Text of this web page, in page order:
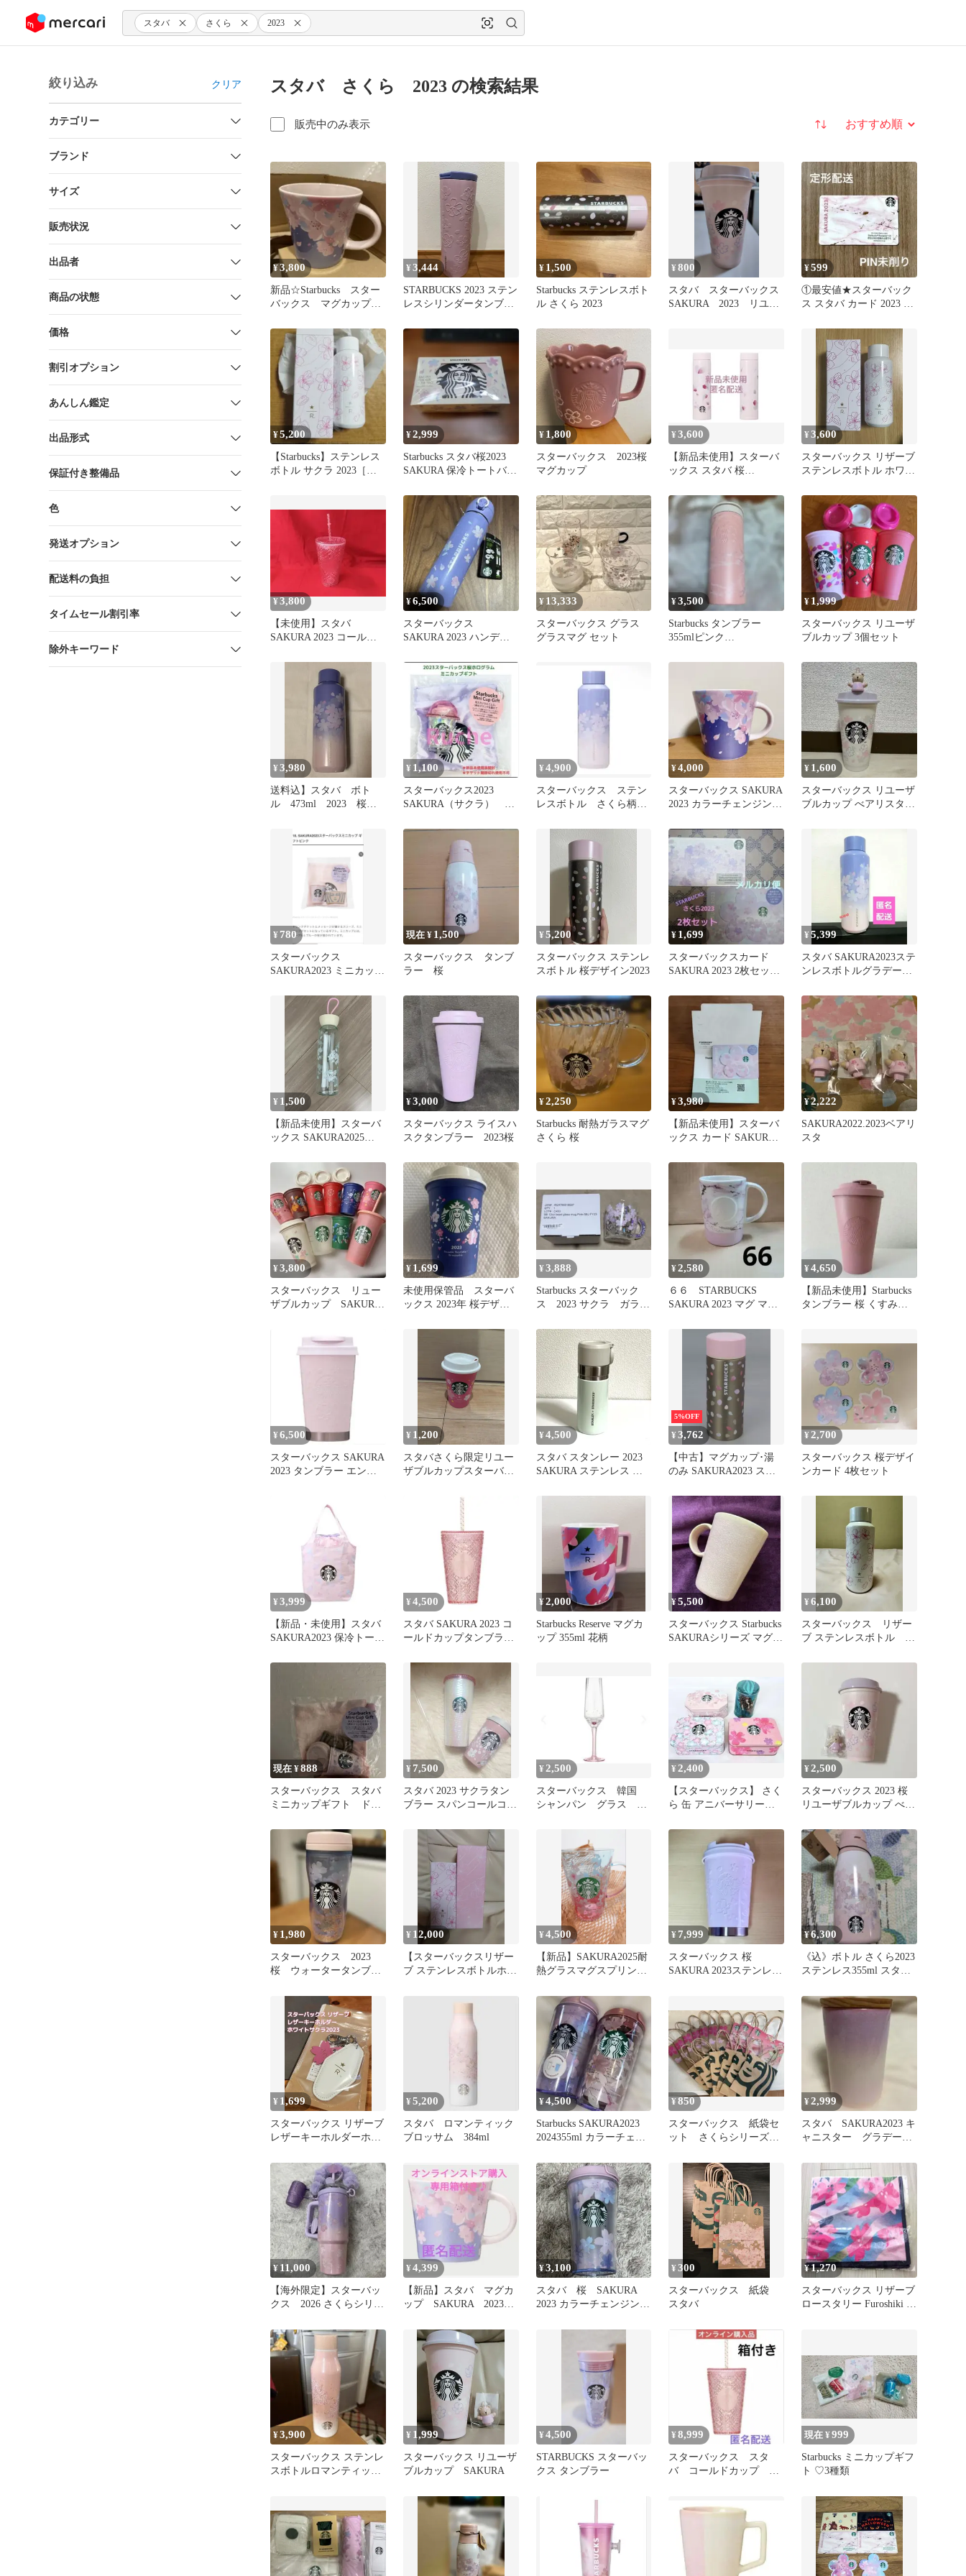
ツにスキップ スタバ さくら 2023
絞り込み クリア
カテゴリー
ブランド
サイズ
販売状況
出品者
商品の状態
価格
割引オプション
あんしん鑑定
出品形式
保証付き整備品
色
発送オプション
配送料の負担
タイムセール割引率
除外キーワード
スタバ さくら 2023 の検索結果
販売中のみ表示 並び替え
¥3,800
新品☆Starbucks スター
バックス マグカップ
¥3,444
STARBUCKS 2023 ステン
レスシリンダータンブラ
¥ 1,500
Starbucks ステンレスボト
ル さくら 2023
¥800
スタバ スターバックス
SAKURA 2023 リユー
¥599
①最安値★スターバック
ス スタバ カード 2023 さ
¥5,200
【Starbucks】ステンレス
ボトル サクラ 2023［新
¥2,999
Starbucks スタバ桜2023
SAKURA 保冷トートバッ
¥ 1,800
スターバックス 2023桜
マグカップ
¥3,600
【新品未使用】スターバ
ックス スタバ 桜
2023
¥3,600
スターバックス リザーブ
ステンレスボトル ホワイ
¥3,800
【未使用】スタバ
SAKURA 2023 コールド
473ml
¥6,500
スターバックス
SAKURA 2023 ハンディ
品未使用
¥ 13,333
スターバックス グラス
グラスマグ セット
¥3,500
Starbucks タンブラー
355mlピンク
¥ 1,999
スターバックス リユーザ
ブルカップ 3個セット
¥3,980
送料込】スタバ ボト
ル 473ml 2023 桜
¥ 1,100
スターバックス2023
SAKURA（サクラ） ミ
ム
¥ 4,900
スターバックス ステン
レスボトル さくら柄
内発送
¥4,000
スターバックス SAKURA
2023 カラーチェンジング
¥ 1,600
スターバックス リユーザ
ブルカップ べアリスタ
¥ 780
スターバックス
SAKURA2023 ミニカップ
現在 ¥ 1,500
スターバックス タンブ
ラー 桜
¥5,200
スターバックス ステンレ
スボトル 桜デザイン2023
¥ 1,699
スターバックスカード
SAKURA 2023 2枚セット
¥5,399
スタバ SAKURA2023ステ
ンレスボトルグラデーシ
¥ 1,500
【新品未使用】スターバ
ックス SAKURA2025
¥3,000
スターバックス ライスハ
スクタンブラー 2023桜
¥2,250
Starbucks 耐熱ガラスマグ
さくら 桜
¥3,980
【新品未使用】スターバ
ックス カード SAKURA
¥2,222
SAKURA2022.2023ベアリ
スタ
¥3,800
スターバックス リュー
ザブルカップ SAKURA
¥ 1,699
未使用保管品 スターバ
ックス 2023年 桜デザイ
¥3,888
Starbucks スターバック
ス 2023 サクラ ガラス
¥2,580
６６ STARBUCKS
SAKURA 2023 マグ マー
¥4,650
【新品未使用】Starbucks
タンブラー 桜 くすみピ
¥ 6,500
スターバックス SAKURA
2023 タンブラー エンボ
¥ 1,200
スタバさくら限定リユー
ザブルカップスターバッ
¥4,500
スタバ スタンレー 2023
SAKURA ステンレス ボ
5%OFF
¥3,762
【中古】マグカップ･湯
のみ SAKURA2023 ステ
355ml 「スターバックス
コーヒー」 SAKURAシー
ズン2023 第2弾
¥ 2,700
スターバックス 桜デザイ
ンカード 4枚セット
¥ 3,999
【新品・未使用】スタバ
SAKURA2023 保冷トート
¥ 4,500
スタバ SAKURA 2023 コ
ールドカップタンブラー
¥2,000
Starbucks Reserve マグカ
ップ 355ml 花柄
¥5,500
スターバックス Starbucks
SAKURAシリーズ マグカ
¥6,100
スターバックス リザー
ブ ステンレスボトル ホ
現在 ¥888
スターバックス スタバ
ミニカップギフト ドリ
ンク 2023
¥ 7,500
スタバ 2023 サクラタン
ブラー スパンコールコー
美品
¥ 2,500
スターバックス 韓国
シャンパン グラス
¥ 2,400
【スターバックス】 さく
ら 缶 アニバーサリー
¥2,500
スターバックス 2023 桜
リユーザブルカップ べア
¥ 1,980
スターバックス 2023
桜 ウォータータンブラ
¥ 12,000
【スターバックスリザー
ブ ステンレスボトルホワ
ト】
¥4,500
【新品】SAKURA2025耐
熱グラスマグスプリング
¥ 7,999
スターバックス 桜
SAKURA 2023ステンレス
¥6,300
《込》ボトル さくら2023
ステンレス355ml スター
¥ 1,699
スターバックス リザーブ
レザーキーホルダーホワ
¥5,200
スタバ ロマンティック
ブロッサム 384ml
¥4,500
Starbucks SAKURA2023
2024355ml カラーチェン
¥850
スターバックス 紙袋セ
ット さくらシリーズ
¥2,999
スタバ SAKURA2023 キ
ャニスター グラデーシ
¥11,000
【海外限定】スターバッ
クス 2026 さくらシリー
¥4,399
【新品】スタバ マグカ
ップ SAKURA 2023
くら
¥3,100
スタバ 桜 SAKURA
2023 カラーチェンジング
¥300
スターバックス 紙袋
スタバ
¥1,270
スターバックス リザーブ
ロースタリー Furoshiki サ
¥3,900
スターバックス ステンレ
スボトルロマンティック
¥ 1,999
スターバックス リユーザ
ブルカップ SAKURA
¥4,500
STARBUCKS スターバッ
クス タンブラー
¥ 8,999
スターバックス スタ
バ コールドカップ タ
現在 ¥999
Starbucks ミニカップギフ
ト ♡3種類